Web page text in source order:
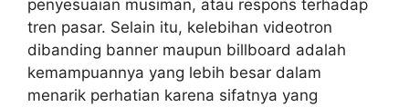
penyesuaian musiman, atau respons terhadap
tren pasar. Selain itu, kelebihan videotron
dibanding banner maupun billboard adalah
kemampuannya yang lebih besar dalam
menarik perhatian karena sifatnya yang